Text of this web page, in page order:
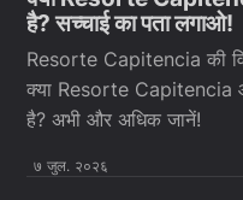
है? सच्चाई का पता लगाओ!
Resorte Capitencia की
क्या Resorte Capitencia
है? अभी और अधिक जानें!
७ जुल. २०२६